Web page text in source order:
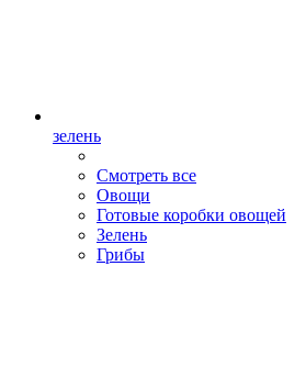
зелень
Смотреть все
Овощи
Готовые коробки овощей
Зелень
Грибы